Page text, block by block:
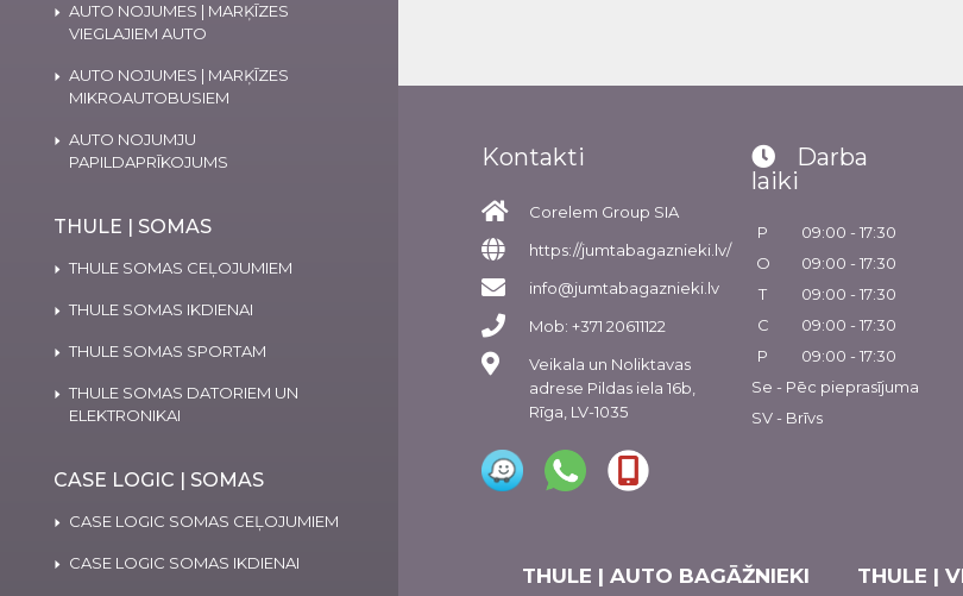
AUTO NOJUMES | MARĶĪZES
VIEGLAJIEM AUTO
AUTO NOJUMES | MARĶĪZES
MIKROAUTOBUSIEM
AUTO NOJUMJU
PAPILDAPRĪKOJUMS
THULE | SOMAS
THULE SOMAS CEĻOJUMIEM
THULE SOMAS IKDIENAI
THULE SOMAS SPORTAM
THULE SOMAS DATORIEM UN
ELEKTRONIKAI
CASE LOGIC | SOMAS
CASE LOGIC SOMAS CEĻOJUMIEM
CASE LOGIC SOMAS IKDIENAI
Kontakti
Corelem Group SIA
https://jumtabagaznieki.lv/
info@jumtabagaznieki.lv
Mob: +371 20611122
Veikala un Noliktavas
adrese Pildas iela 16b,
Rīga, LV-1035
Darba
laiki
P
09:00 - 17:30
O
09:00 - 17:30
T
09:00 - 17:30
C
09:00 - 17:30
P
09:00 - 17:30
Se - Pēc pieprasījuma
SV - Brīvs
THULE | AUTO BAGĀŽNIEKI THULE |